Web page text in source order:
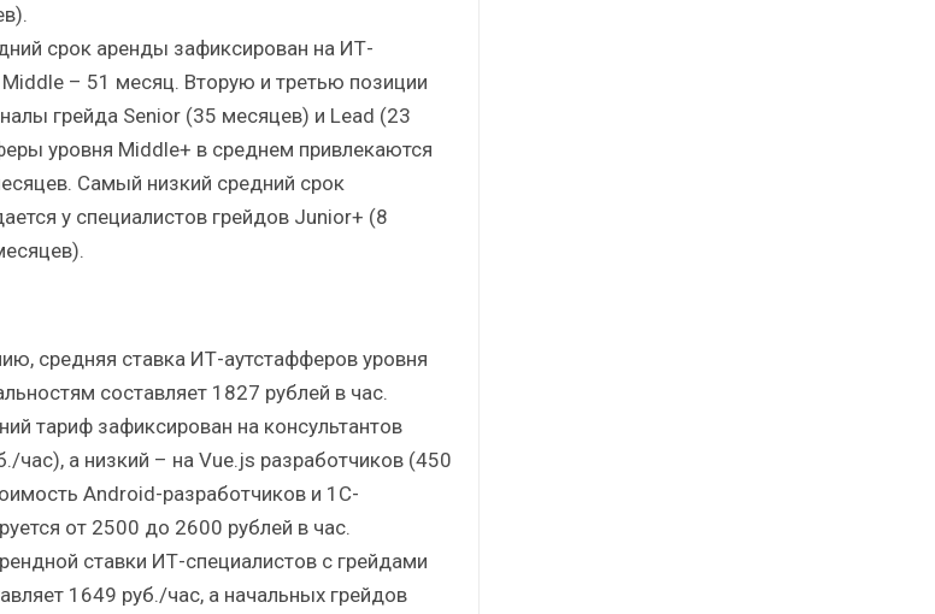
срок аренды зафиксирован на ИТ-
Middle – 51 месяц. Вторую и третью позиции
грейда Senior (35 месяцев) и Lead (23
уровня Middle+ в среднем привлекаются
Самый низкий средний срок
у специалистов грейдов Junior+ (8
средняя ставка ИТ-аутстафферов уровня
составляет 1827 рублей в час.
тариф зафиксирован на консультантов
час), а низкий – на Vue.js разработчиков (450
Android-разработчиков и 1С-
от 2500 до 2600 рублей в час.
ставки ИТ-специалистов с грейдами
1649 руб./час, а начальных грейдов